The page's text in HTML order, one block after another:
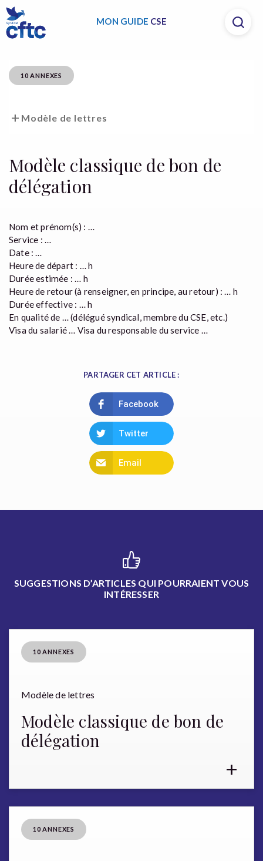
MON GUIDE CSE
10 ANNEXES
Modèle de lettres
Modèle classique de bon de
délégation
Nom et prénom(s) : …
Service : …
Date : …
Heure de départ : … h
Durée estimée : … h
Heure de retour (à renseigner, en principe, au retour) : … h
Durée effective : … h
En qualité de … (délégué syndical, membre du CSE, etc.)
Visa du salarié … Visa du responsable du service …
PARTAGER CET ARTICLE :
Facebook
Twitter
Email
SUGGESTIONS D’ARTICLES QUI POURRAIENT VOUS
INTÉRESSER
10 ANNEXES
Modèle de lettres
Modèle classique de bon de
délégation
+
10 ANNEXES